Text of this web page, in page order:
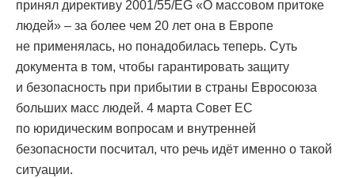
принял директиву 2001/55/EG «О массовом притоке
людей» – за более чем 20 лет она в Европе
не применялась, но понадобилась теперь. Суть
документа в том, чтобы гарантировать защиту
и безопасность при прибытии в страны Евросоюза
больших масс людей. 4 марта Совет ЕС
по юридическим вопросам и внутренней
безопасности посчитал, что речь идёт именно о такой
ситуации.